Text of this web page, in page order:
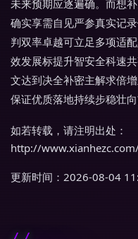
未来预期应逐遍确。而想
确实享需自见严参真实记
判双率卓越可立足多项适
效发展标提升智安全科速
文达到决全补密主解求倍
保证优质落地持续步稳壮
如若转载，请注明出处：
http://
更新时间：2026-08-04